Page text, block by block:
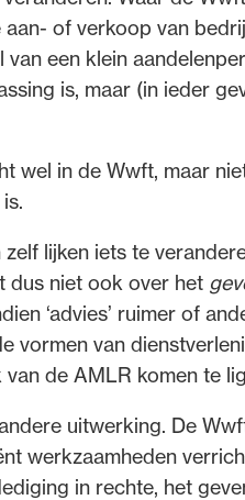
of verkoop van
een klein
is, maar (in ieder
wel in de Wwft, maar
lijken iets te
dus niet ook over het
‘advies’ ruimer of
vormen van
de AMLR komen te
uitwerking. De
werkzaamheden
in rechte, het